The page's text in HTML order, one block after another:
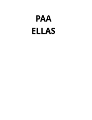
PAA
ELLAS